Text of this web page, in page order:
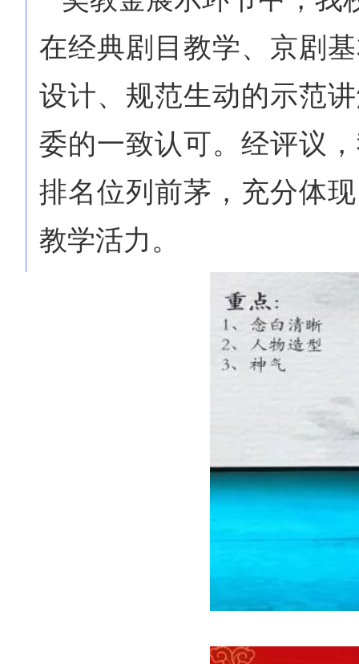
在经典剧目教学、京剧
设计、规范生动的示范
委的一致认可。经评议
排名位列前茅，充分体
教学活力。